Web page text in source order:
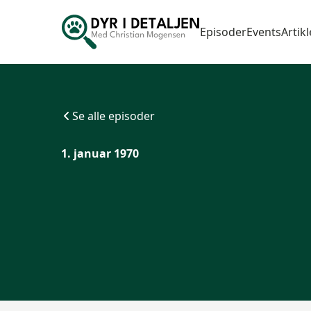
EpisoderEvents
Se alle episoder
1. januar 1970